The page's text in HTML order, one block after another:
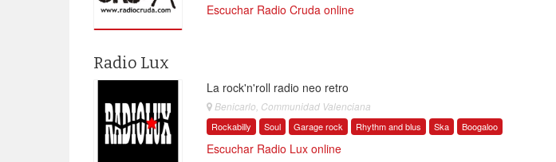
Escuchar Radio Cruda online
Radio Lux
La rock'n'roll radio neo retro
Benicarlo, Communidad Valenciana
Rockabilly Soul Garage rock Rhythm and blus Ska Boogaloo
Escuchar Radio Lux online